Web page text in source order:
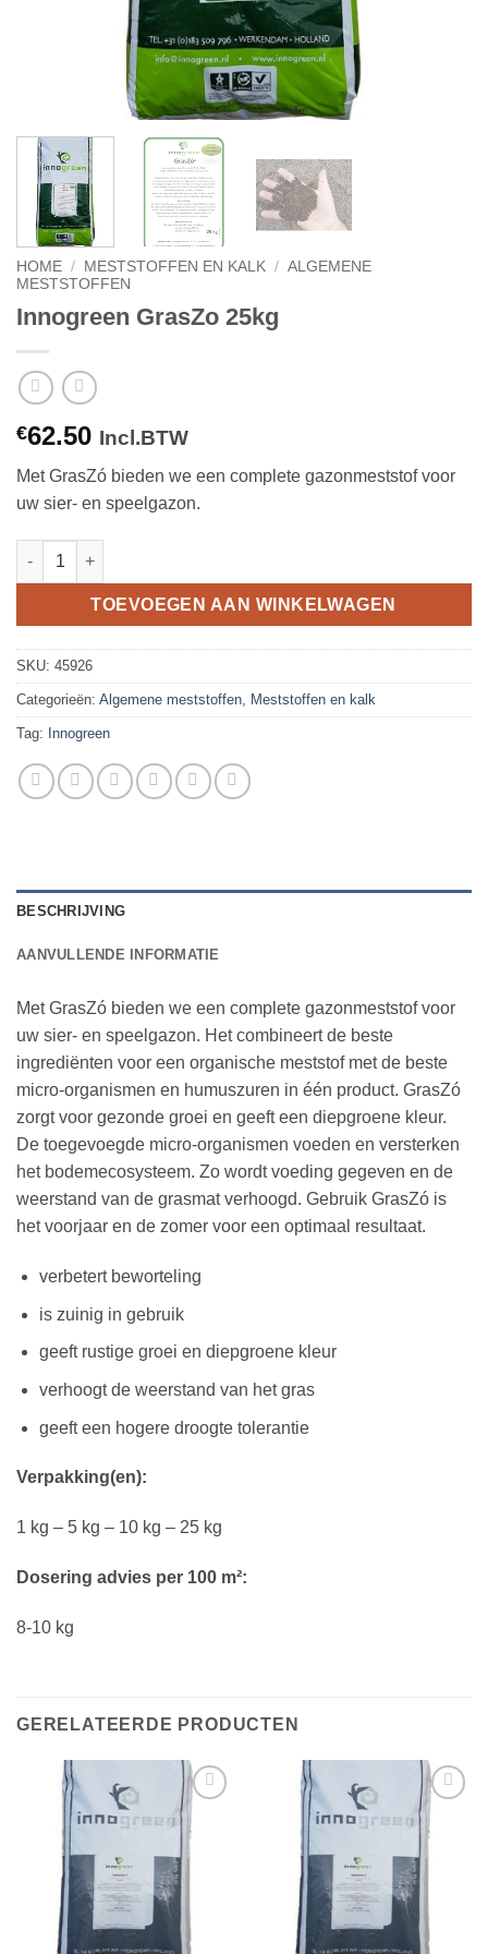
HOME / MESTSTOFFEN EN KALK / ALGEMENE
MESTSTOFFEN
Innogreen GrasZo 25kg
€62.50 Incl.BTW
Met GrasZó bieden we een complete gazonmeststof voor
uw sier- en speelgazon.
Innogreen GrasZo 25kg aantal
TOEVOEGEN AAN WINKELWAGEN
SKU: 45926
Categorieën: Algemene meststoffen Meststoffen en kalk
Tag: Innogreen
BESCHRIJVING
AANVULLENDE INFORMATIE
Met GrasZó bieden we een complete gazonmeststof voor
uw sier- en speelgazon. Het combineert de beste
ingrediënten voor een organische meststof met de beste
micro-organismen en humuszuren in één product. GrasZó
zorgt voor gezonde groei en geeft een diepgroene kleur.
De toegevoegde micro-organismen voeden en versterken
het bodemecosysteem. Zo wordt voeding gegeven en de
weerstand van de grasmat verhoogd. Gebruik GrasZó is
het voorjaar en de zomer voor een optimaal resultaat.
verbetert beworteling
is zuinig in gebruik
geeft rustige groei en diepgroene kleur
verhoogt de weerstand van het gras
geeft een hogere droogte tolerantie
Verpakking(en):
1 kg – 5 kg – 10 kg – 25 kg
Dosering advies per 100 m²:
8-10 kg
GERELATEERDE PRODUCTEN
Toevoegen
aan
Toevoegen
aan